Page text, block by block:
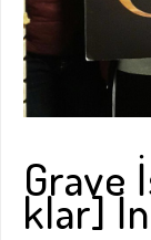
Grave
klar]